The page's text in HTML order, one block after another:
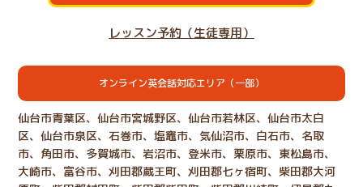
レッスン予約（生徒専用）
オンライン英会話対応エリア（一部）
仙台市青葉区、仙台市宮城野区、仙台市若林区、仙台市太白
区、仙台市泉区、石巻市、塩竈市、気仙沼市、白石市、名取
市、角田市、多賀城市、岩沼市、登米市、栗原市、東松島市、
大崎市、富谷市、刈田郡蔵王町、刈田郡七ヶ宿町、柴田郡大河